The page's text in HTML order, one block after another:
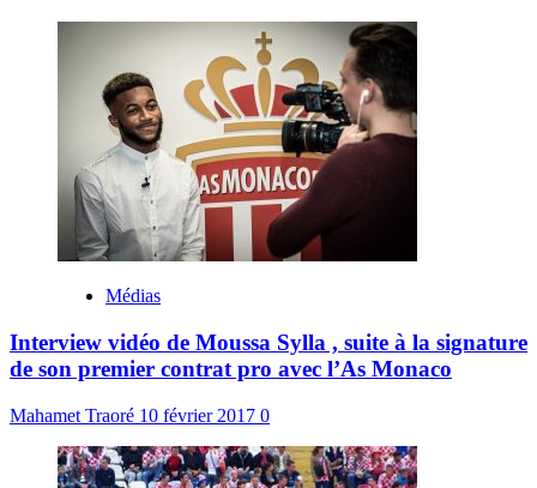
Médias
Interview vidéo de Moussa Sylla , suite à la signature
de son premier contrat pro avec l’As Monaco
Mahamet Traoré 10 février 2017 0